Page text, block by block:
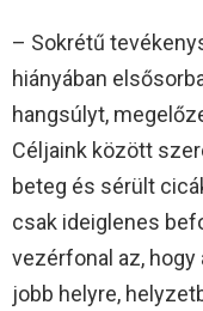
– Sokrétű
hiányában
hangsúlyt,
Céljaink között
beteg és sérült
csak ideiglenes
vezérfonal az, hogy
jobb helyre,